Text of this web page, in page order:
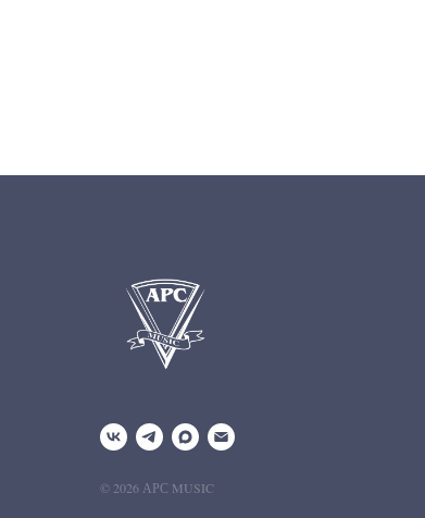
© 2026 АРС MUSIC